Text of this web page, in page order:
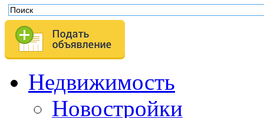
Недвижимость
Новостройки